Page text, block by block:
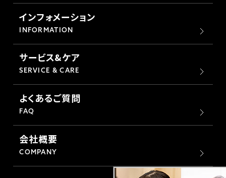
インフォメーション
INFORMATION
サービス&ケア
SERVICE & CARE
よくあるご質問
FAQ
会社概要
COMPANY